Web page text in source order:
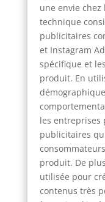
une envie chez
technique
publicitaires
et Instagram
spécifique et
produit. En
les entreprises
publicitaires
produit. De
utilisée pour
contenus très